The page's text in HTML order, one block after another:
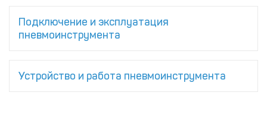
Подключение и эксплуатация
пневмоинструмента
Устройство и работа пневмоинструмента